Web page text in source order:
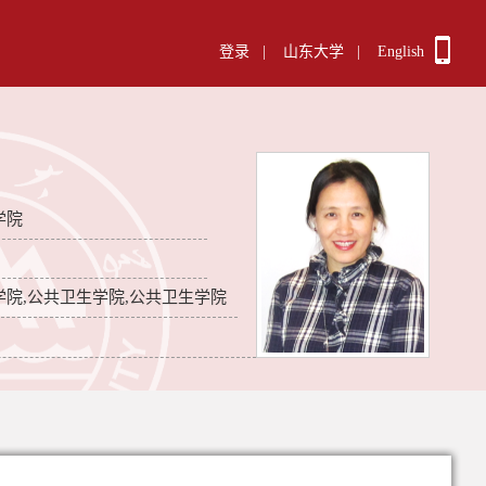
登录 山东大学 English
院
院,公共卫生学院,公共卫生学院